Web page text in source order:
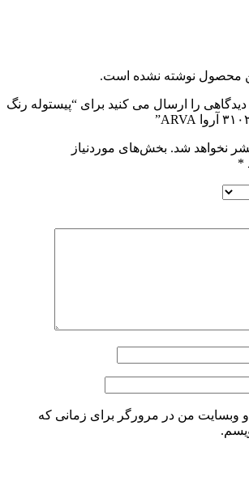
محصول نوشته نشده است.
دیدگاهی را ارسال می کنید برای “پیستوله رنگ
نخواهد شد. بخش‌های موردنیاز
*
و وبسایت من در مرورگر برای زمانی که